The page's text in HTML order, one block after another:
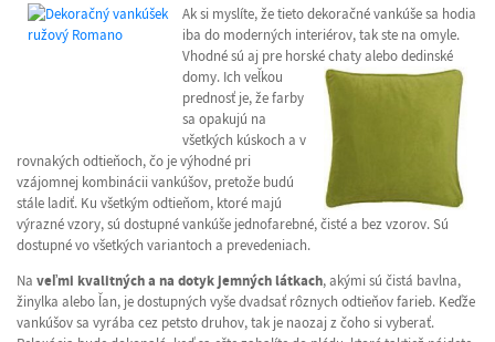
Ak si myslíte, že tieto dekoračné vankúše sa hodia
iba do moderných interiérov, tak ste na omyle.
Vhodné sú aj pre horské chaty alebo dedinské
domy. Ich veľkou
prednosť je, že farby
sa opakujú na
všetkých kúskoch a v
rovnakých odtieňoch, čo je výhodné pri
vzájomnej kombinácii vankúšov, pretože budú
stále ladiť. Ku všetkým odtieňom, ktoré majú
výrazné vzory, sú dostupné vankúše jednofarebné, čisté a bez vzorov. Sú
dostupné vo všetkých variantoch a prevedeniach.
Na veľmi kvalitných a na dotyk jemných látkach, akými sú čistá bavlna,
žinylka alebo ľan, je dostupných vyše dvadsať rôznych odtieňov farieb. Keďže
vankúšov sa vyrába cez petsto druhov, tak je naozaj z čoho si vyberať.